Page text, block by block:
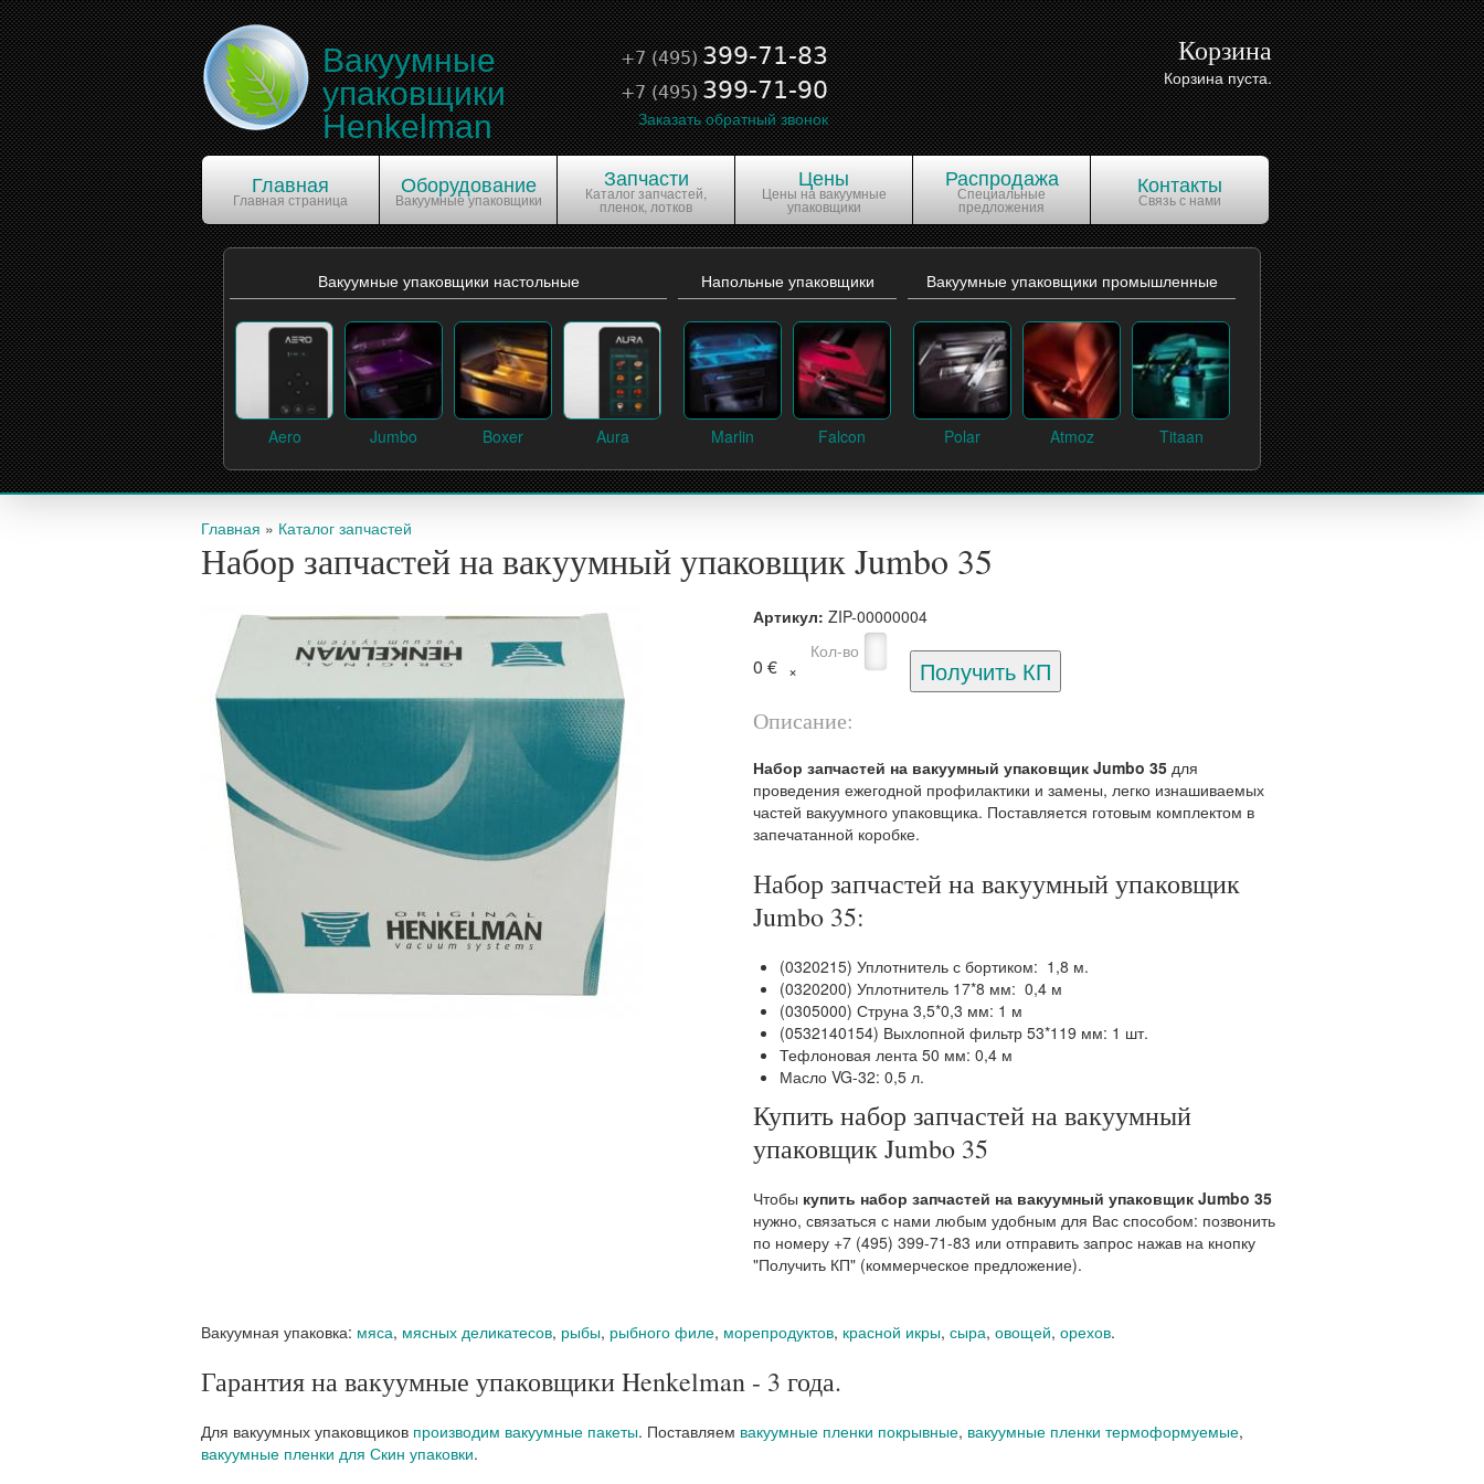
Вакуумные
упаковщики
Henkelman
+7 (495) 399-71-83
+7 (495) 399-71-90
Заказать обратный звонок
Корзина
Корзина пуста.
Главная
Главная страница
Оборудование
Вакуумные упаковщики
Запчасти
Каталог запчастей,
пленок, лотков
Цены
Цены на вакуумные
упаковщики
Распродажа
Специальные
предложения
Контакты
Связь с нами
Вакуумные упаковщики настольные
Aero Jumbo Boxer Aura
Напольные упаковщики
Marlin Falcon
Вакуумные упаковщики промышленные
Polar Atmoz Titaan
Вы здесь
Главная » Каталог запчастей
Набор запчастей на вакуумный упаковщик Jumbo 35
Артикул: ZIP-00000004
0 €
Кол-во
Описание:
Набор запчастей на вакуумный упаковщик Jumbo 35для
проведения ежегодной профилактики и замены, легко изнашиваемых
частей вакуумного упаковщика. Поставляется готовым комплектом в
запечатанной коробке.
Набор запчастей на вакуумный упаковщик
Jumbo 35:
(0320215) Уплотнитель с бортиком: 1,8 м.
(0320200) Уплотнитель 17*8 мм: 0,4 м
(0305000) Струна 3,5*0,3 мм: 1 м
(0532140154) Выхлопной фильтр 53*119 мм: 1 шт.
Тефлоновая лента 50 мм: 0,4 м
Масло VG-32: 0,5 л.
Купить набор запчастей на вакуумный
упаковщик Jumbo 35
Чтобы купить набор запчастей на вакуумный упаковщик Jumbo 35
нужно, связаться с нами любым удобным для Вас способом: позвонить
по номеру +7 (495) 399-71-83 или отправить запрос нажав на кнопку
"Получить КП" (коммерческое предложение).
Вакуумная упаковка: мяса, мясных деликатесов, рыбы, рыбного филе, морепродуктов, красной икры, сыра, овощей, орехов.
Гарантия на вакуумные упаковщики Henkelman - 3 года.
Для вакуумных упаковщиков производим вакуумные пакеты. Поставляем вакуумные пленки покрывные, вакуумные пленки термоформуемые,
вакуумные пленки для Скин упаковки.